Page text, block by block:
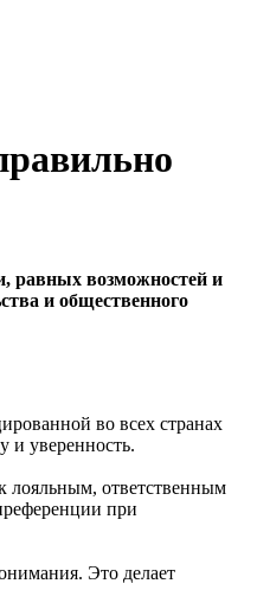
равных возможностей и
и общественного
во всех странах
и уверенность.
лояльным, ответственным
при
Это делает